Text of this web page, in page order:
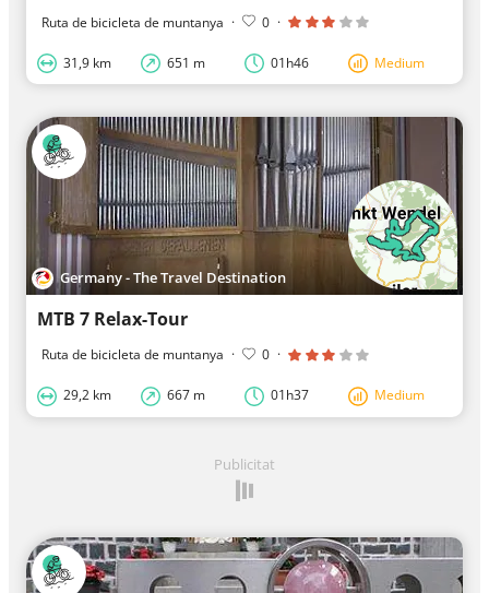
Ruta de bicicleta de muntanya · 0 ·
31,9 km 651 m 01h46 Medium
Germany - The Travel Destination
MTB 7 Relax-Tour
Ruta de bicicleta de muntanya · 0 ·
29,2 km 667 m 01h37 Medium
Publicitat